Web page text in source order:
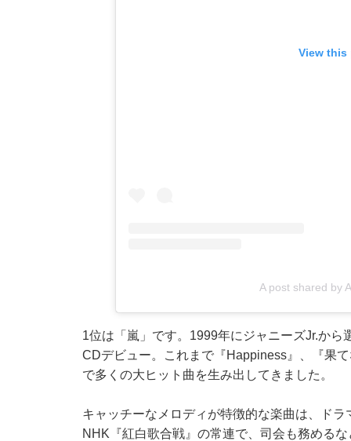
View this
A post shared by
1位は「嵐」です。1999年にジャニーズJr.か
CDデビュー。これまで『Happiness』、『果
で多くの大ヒット曲を生み出してきました。
キャッチーなメロディが特徴的な楽曲は、ド
NHK『紅白歌合戦』の常連で、司会も務める